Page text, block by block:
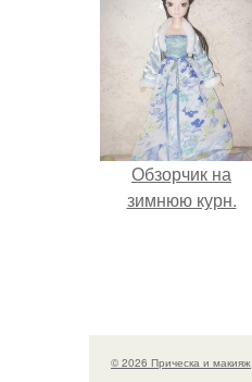
Обзорчик на
зимнюю курн.
© 2026 Прическа и макияж